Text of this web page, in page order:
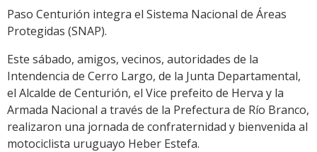
Paso Centurión integra el Sistema Nacional de Áreas
Protegidas (SNAP).
Este sábado, amigos, vecinos, autoridades de la
Intendencia de Cerro Largo, de la Junta Departamental,
el Alcalde de Centurión, el Vice prefeito de Herva y la
Armada Nacional a través de la Prefectura de Río Branco,
realizaron una jornada de confraternidad y bienvenida al
motociclista uruguayo Heber Estefa.